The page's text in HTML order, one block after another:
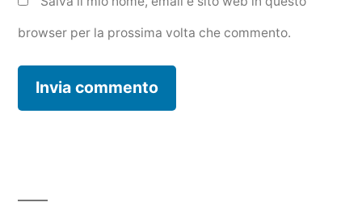
browser per la prossima volta che commento.